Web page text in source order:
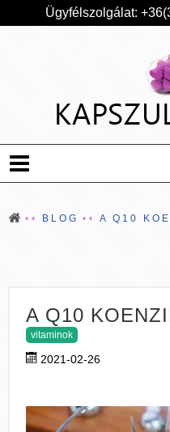
Ügyfélszolgálat:
BLOG A Q10
A Q10
vitaminok
2021-02-26